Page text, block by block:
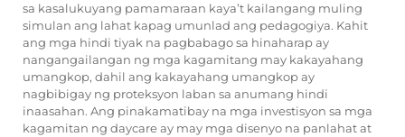
sa kasalukuyang pamamaraan kaya’t kailangang muling
simulan ang lahat kapag umunlad ang pedagogiya. Kahit
ang mga hindi tiyak na pagbabago sa hinaharap ay
nangangailangan ng mga kagamitang may kakayahang
umangkop, dahil ang kakayahang umangkop ay
nagbibigay ng proteksyon laban sa anumang hindi
inaasahan. Ang pinakamatibay na mga investisyon sa mga
kagamitan ng daycare ay may mga disenyo na panlahat at